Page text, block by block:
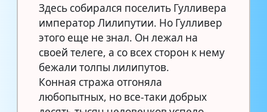
Здесь собирался поселить Гулливера
император Лилипутии. Но Гулливер
этого еще не знал. Он лежал на
своей телеге, а со всех сторон к нему
бежали толпы лилипутов.
Конная стража отгоняла
любопытных, но все-таки добрых